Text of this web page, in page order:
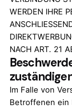
WERDEN IHRE
NACH ART. 21
Im Falle von
Betroffenen ein